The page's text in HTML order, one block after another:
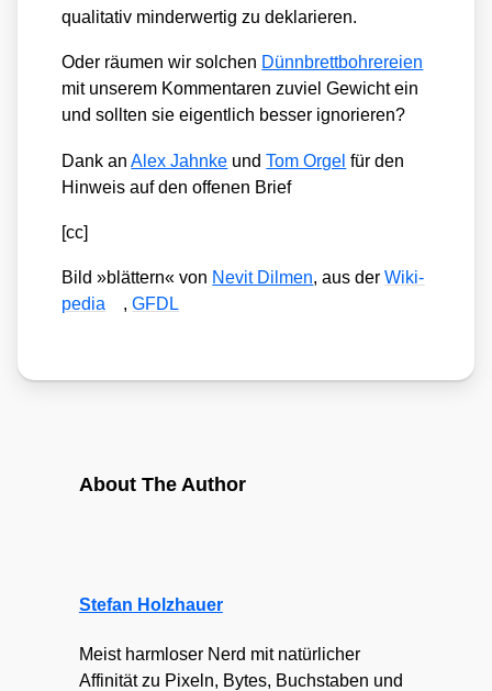
qua­li­ta­tiv min­der­wer­tig zu dekla­rie­ren.
Oder räu­men wir sol­chen Dünn­brett­boh­re­rei­en
mit unse­rem Kom­men­ta­ren zuviel Gewicht ein
und soll­ten sie eigent­lich bes­ser igno­rie­ren?
Dank anAlex Jahn­ke undTom Orgel für den
Hin­weis auf den offe­nen Brief
[cc]
Bild »blät­tern« von Nevit Dil­men, aus derWiki­
pe­dia
,GFDL
About The Author
Stefan Holzhauer
Meist harmloser Nerd mit natürlicher
Affinität zu Pixeln, Bytes, Buchstaben und